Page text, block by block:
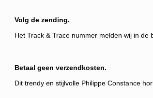
Volg de zending.
Het Track & Trace nummer melden wij in de
Betaal geen verzendkosten.
Dit trendy en stijlvolle Philippe Constance